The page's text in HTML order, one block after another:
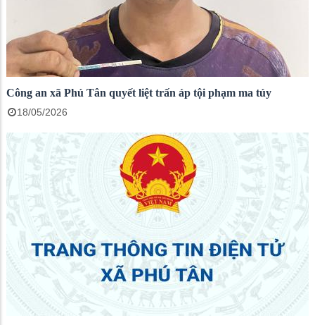
Công an xã Phú Tân quyết liệt trấn áp tội phạm ma túy
18/05/2026